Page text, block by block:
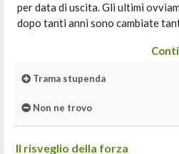
per data di uscita. Gli ultimi
dopo tanti anni sono cambiate
Trama stupenda
Non ne trovo
Il risveglio della forza